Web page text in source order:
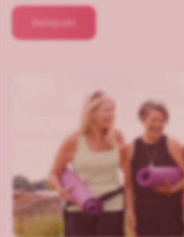
Belépek!